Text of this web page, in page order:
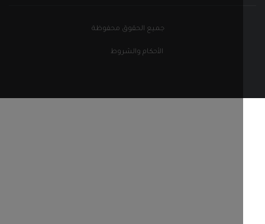
جميع الحقوق محفوظة
الأحكام والشروط